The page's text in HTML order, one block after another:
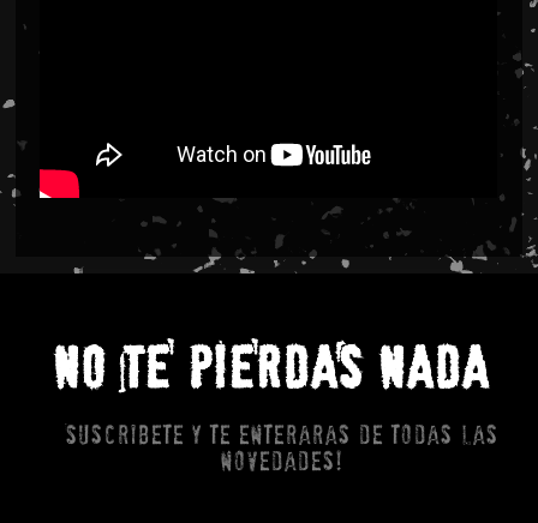
NO TE PIERDAS NADA
Suscribete y te enteraras de todas las
novedades!